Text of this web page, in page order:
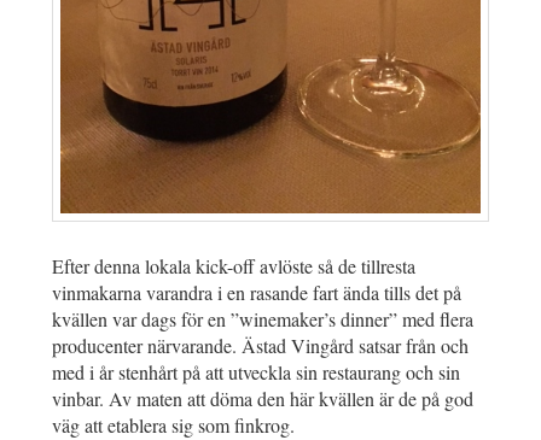
Efter denna lokala kick-off avlöste så de tillresta
vinmakarna varandra i en rasande fart ända tills det på
kvällen var dags för en ”winemaker’s dinner” med flera
producenter närvarande. Ästad Vingård satsar från och
med i år stenhårt på att utveckla sin restaurang och sin
vinbar. Av maten att döma den här kvällen är de på god
väg att etablera sig som finkrog.